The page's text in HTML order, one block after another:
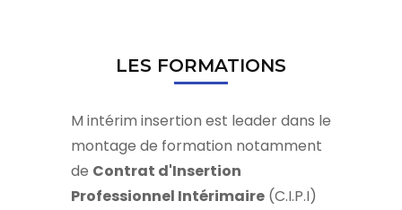
LES FORMATIONS
M intérim insertion est leader dans le
montage de formation notamment
de Contrat d'Insertion
Professionnel Intérimaire (C.I.P.I)